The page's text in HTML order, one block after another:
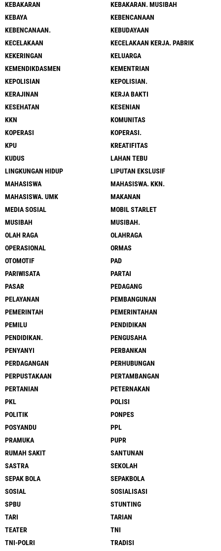
KEBAKARAN
KEBAKARAN. MUSIBAH
KEBAYA
KEBENCANAAN
KEBENCANAAN.
KEBUDAYAAN
KECELAKAAN
KECELAKAAN KERJA. PABRIK
KEKERINGAN
KELUARGA
KEMENDIKDASMEN
KEMENTRIAN
KEPOLISIAN
KEPOLISIAN.
KERAJINAN
KERJA BAKTI
KESEHATAN
KESENIAN
KKN
KOMUNITAS
KOPERASI
KOPERASI.
KPU
KREATIFITAS
KUDUS
LAHAN TEBU
LINGKUNGAN HIDUP
LIPUTAN EKSLUSIF
MAHASISWA
MAHASISWA. KKN.
MAHASISWA. UMK
MAKANAN
MEDIA SOSIAL
MOBIL STARLET
MUSIBAH
MUSIBAH.
OLAH RAGA
OLAHRAGA
OPERASIONAL
ORMAS
OTOMOTIF
PAD
PARIWISATA
PARTAI
PASAR
PEDAGANG
PELAYANAN
PEMBANGUNAN
PEMERINTAH
PEMERINTAHAN
PEMILU
PENDIDIKAN
PENDIDIKAN.
PENGUSAHA
PENYANYI
PERBANKAN
PERDAGANGAN
PERHUBUNGAN
PERPUSTAKAAN
PERTAMBANGAN
PERTANIAN
PETERNAKAN
PKL
POLISI
POLITIK
PONPES
POSYANDU
PPL
PRAMUKA
PUPR
RUMAH SAKIT
SANTUNAN
SASTRA
SEKOLAH
SEPAK BOLA
SEPAKBOLA
SOSIAL
SOSIALISASI
SPBU
STUNTING
TARI
TARIAN
TEATER
TNI
TNI-POLRI
TRADISI